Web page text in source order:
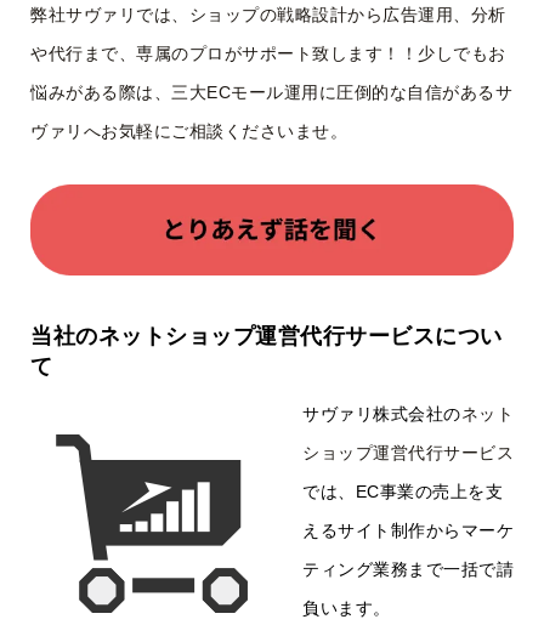
弊社サヴァリでは、ショップの戦略設計から広告運用、分析
や代行まで、専属のプロがサポート致します！！少しでもお
悩みがある際は、三大ECモール運用に圧倒的な自信があるサ
ヴァリへお気軽にご相談くださいませ。
当社のネットショップ運営代行サービスについ
て
サヴァリ株式会社のネット
ショップ運営代行サービス
では、EC事業の売上を支
えるサイト制作からマーケ
ティング業務まで一括で請
負います。